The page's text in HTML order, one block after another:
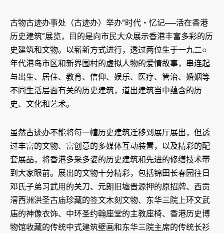
古物古迹办事处（古迹办）举办“时代・忆记──活在香港
历史建筑”展览，目的是向市民大众展示香港丰富多彩的历
史建筑和文物。以崭新方式进行，透过两位生于一九二○
年代港岛市区和新界围村的虚拟人物的爱情故事，串连起
与出生、居住、教育、信仰、娱乐、医疗、管治、婚姻等
不同生活层面有关的历史建筑，道出建筑当中蕴含的历
史、文化和艺术。
虽然古迹办不能将每一幢历史建筑迁移到展厅展出，但透
过丰富的文物、富创意的多媒体互动装置，以及精彩的配
套展品，将香港多采多姿的历史建筑和先进的修缮技术带
到大家眼前。展出的文物十分精彩，包括锦田长春园往日
邓氏子弟习武用的关刀、元朗旧墟晋源押的原招牌、西贡
滘西洲洪圣古庙珍藏的签文木刻文物、东华三院上环文武
庙的神像衣饰、中环圣约翰座堂的主教座椅、香港历史博
物馆收藏的传统中式建筑壁画和东华三院主席的传统长衫